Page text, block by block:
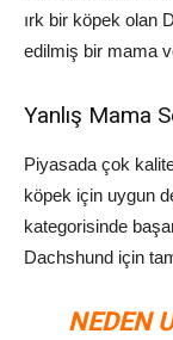
ırk bir köpek olan
edilmiş bir mama
Yanlış Mama
Piyasada çok
köpek için uygun
kategorisinde
Dachshund için
NEDEN